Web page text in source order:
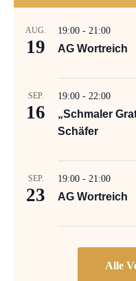
AUG.
19
19:00 - 21:00
AG Wortreich
SEP.
16
19:00 - 22:00
„Schmaler
Schäfer
SEP.
23
19:00 - 21:00
AG Wortreich